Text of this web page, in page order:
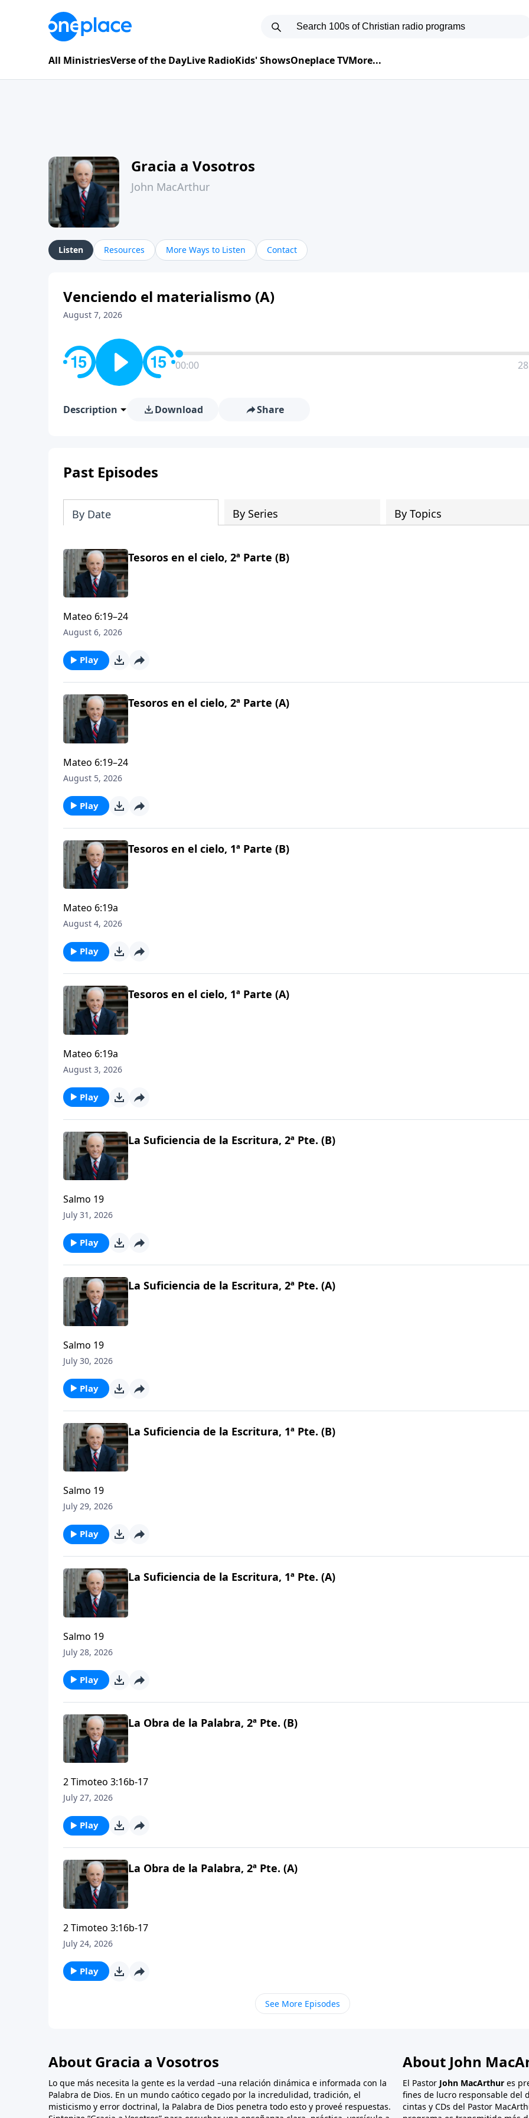
All MinistriesVerse of the DayLive RadioKids' ShowsOneplace TVMore...
Gracia a Vosotros
John MacArthur
Listen Resources More Ways to Listen Contact
Venciendo el materialismo (A)
August 7, 2026
00:00
Description Download Share
Past Episodes
By Date By Series By Topics
Tesoros en el cielo, 2ª Parte (B)
Mateo 6:19–24
August 6, 2026
Play
Tesoros en el cielo, 2ª Parte (A)
Mateo 6:19–24
August 5, 2026
Play
Tesoros en el cielo, 1ª Parte (B)
Mateo 6:19a
August 4, 2026
Play
Tesoros en el cielo, 1ª Parte (A)
Mateo 6:19a
August 3, 2026
Play
La Suficiencia de la Escritura, 2ª Pte. (B)
Salmo 19
July 31, 2026
Play
La Suficiencia de la Escritura, 2ª Pte. (A)
Salmo 19
July 30, 2026
Play
La Suficiencia de la Escritura, 1ª Pte. (B)
Salmo 19
July 29, 2026
Play
La Suficiencia de la Escritura, 1ª Pte. (A)
Salmo 19
July 28, 2026
Play
La Obra de la Palabra, 2ª Pte. (B)
2 Timoteo 3:16b-17
July 27, 2026
Play
La Obra de la Palabra, 2ª Pte. (A)
2 Timoteo 3:16b-17
July 24, 2026
Play
See More Episodes
About Gracia a Vosotros
Lo que más necesita la gente es la verdad –una relación dinámica e informada con la
Palabra de Dios. En un mundo caótico cegado por la incredulidad, tradición, el
misticismo y error doctrinal, la Palabra de Dios penetra todo esto y proveé respuestas.
About John
El Pastor John MacArthur es
fines de lucro responsable del
cintas y CDs del Pastor